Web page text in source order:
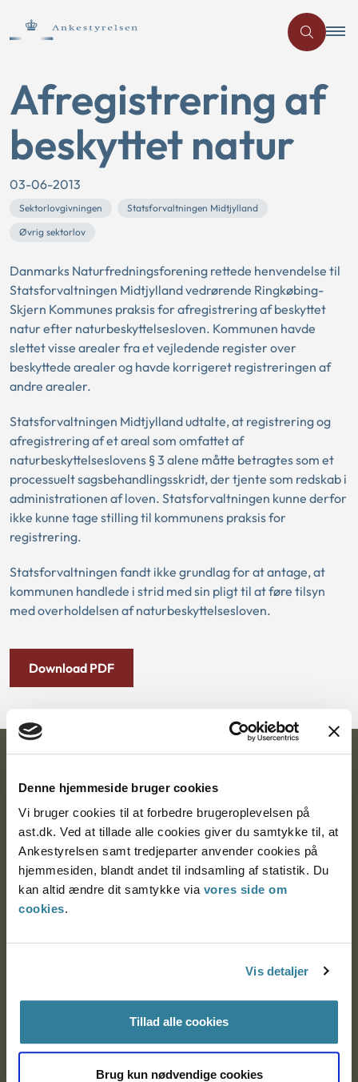
Denne hjemmeside bruger cookies
Vi bruger cookies til at forbedre brugeroplevelsen på
ast.dk. Ved at tillade alle cookies giver du samtykke til, at
Ankestyrelsen samt tredjeparter anvender cookies på
hjemmesiden, blandt andet til indsamling af statistik. Du
kan altid ændre dit samtykke via vores side om
cookies.
Vis detaljer
Tillad alle cookies
Brug kun nødvendige cookies
Afregistrering af
beskyttet natur
03-06-2013
Sektorlovgivningen
Statsforvaltningen Midtjylland
Øvrig sektorlov
Danmarks Naturfredningsforening rettede henvendelse til
Statsforvaltningen Midtjylland vedrørende Ringkøbing-
Skjern Kommunes praksis for afregistrering af beskyttet
natur efter naturbeskyttelsesloven. Kommunen havde
slettet visse arealer fra et vejledende register over
beskyttede arealer og havde korrigeret registreringen af
andre arealer.
Statsforvaltningen Midtjylland udtalte, at registrering og
afregistrering af et areal som omfattet af
naturbeskyttelseslovens § 3 alene måtte betragtes som et
processuelt sagsbehandlingsskridt, der tjente som redskab i
administrationen af loven. Statsforvaltningen kunne derfor
ikke kunne tage stilling til kommunens praksis for
registrering.
Statsforvaltningen fandt ikke grundlag for at antage, at
kommunen handlede i strid med sin pligt til at føre tilsyn
med overholdelsen af naturbeskyttelsesloven.
Download PDF
Postadresse:
Nytorv 7, 2. sal
9000 Aalborg
Ankestyrelsen Aalborg
EAN: 57 98 000 35 48 21
CVR: 1007 4002